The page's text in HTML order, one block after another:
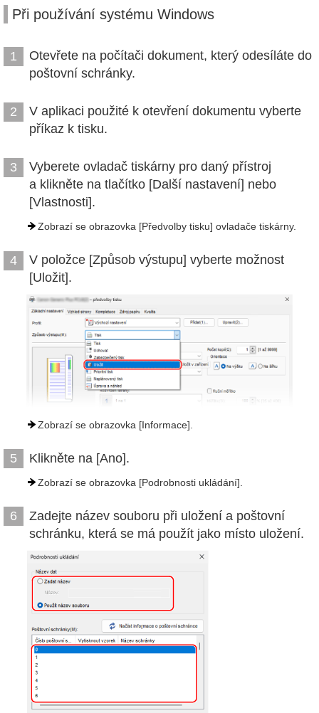
Při používání systému Windows
1
Otevřete na počítači dokument, který odesíláte do
poštovní schránky.
2
V aplikaci použité k otevření dokumentu vyberte
příkaz k tisku.
3
Vyberete ovladač tiskárny pro daný přístroj
a klikněte na tlačítko [Další nastavení] nebo
[Vlastnosti].
Zobrazí se obrazovka [Předvolby tisku] ovladače tiskárny.
4
V položce [Způsob výstupu] vyberte možnost
[Uložit].
Zobrazí se obrazovka [Informace].
5 Klikněte na [Ano].
Zobrazí se obrazovka [Podrobnosti ukládání].
6
Zadejte název souboru při uložení a poštovní
schránku, která se má použít jako místo uložení.